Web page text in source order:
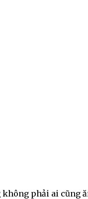
không phải ai cũng